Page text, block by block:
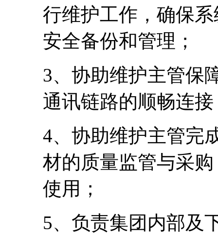
行维护工作，确保
安全备份和管理；
3、协助维护主管保
通讯链路的顺畅连
4、协助维护主管完
材的质量监管与采
使用；
5、负责集团内部及